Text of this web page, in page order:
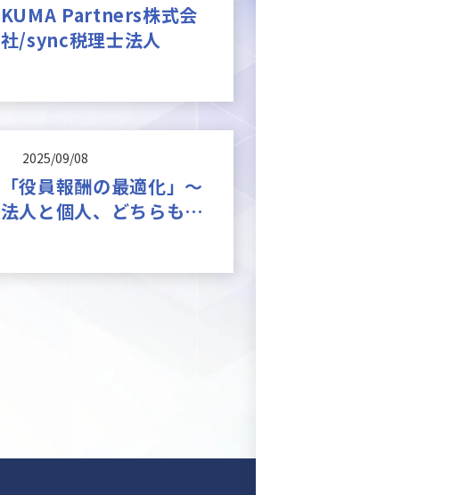
KUMA Partners株式会
社/sync税理士法人
2025/09/08
「役員報酬の最適化」～
法人と個人、どちらも得